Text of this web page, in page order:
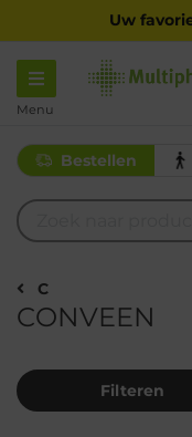
Uw
Menu
Bestellen
C
CONVEEN
Filteren